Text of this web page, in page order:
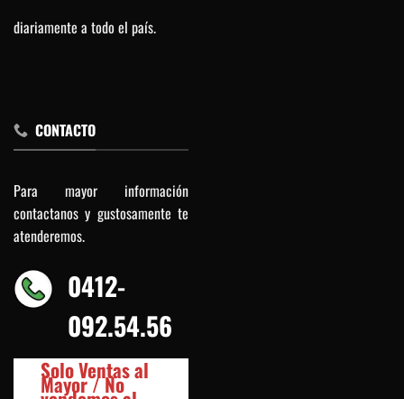
diariamente a todo el país.
CONTACTO
Para mayor información
contactanos y gustosamente te
atenderemos.
0412-
092.54.56
Solo Ventas al
Mayor / No